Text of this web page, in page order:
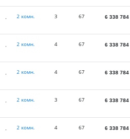
2 комн. 3 67 6 338 784
2 комн. 4 67 6 338 784
2 комн. 4 67 6 338 784
2 комн. 3 67 6 338 784
2 комн. 4 67 6 338 784